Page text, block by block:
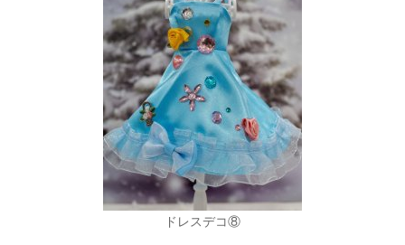
ドレスデコ⑧